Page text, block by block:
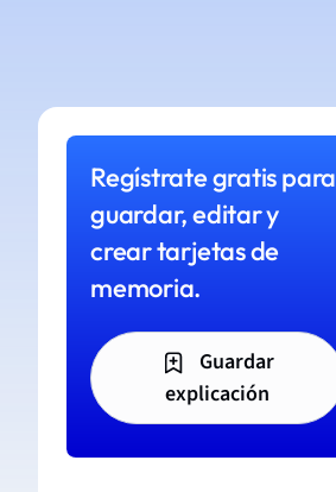
Regístrate gratis para
guardar, editar y
crear tarjetas de
memoria.
Guardar
explicación